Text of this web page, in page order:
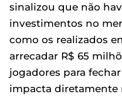
sinalizou que não
investimentos no
como os realizados
arrecadar R$ 65
jogadores para
impacta diretamente